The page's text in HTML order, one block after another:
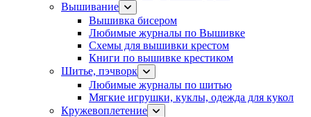
Вышивание
Вышивка бисером
Любимые журналы по Вышивке
Схемы для вышивки крестом
Книги по вышивке крестиком
Шитье, пэчворк
Любимые журналы по шитью
Мягкие игрушки, куклы, одежда для кукол
Кружевоплетение